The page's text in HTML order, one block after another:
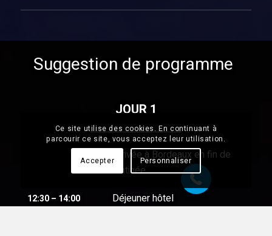
Suggestion de programme
JOUR 1
Arrivée à Bordeaux en fin de
matinée
12:30 – 14:00 Déjeuner hôtel
Ce site utilise des cookies. En continuant à
parcourir ce site, vous acceptez leur utilisation.
Accepter Personnaliser
07 68 28 51 58